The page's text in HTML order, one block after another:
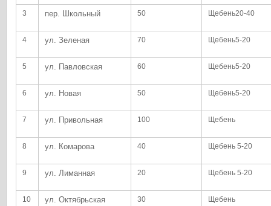
3 пер. Школьный 50 Щебень20-40
4 ул. Зеленая 70 Щебень5-20
5 ул. Павловская 60 Щебень5-20
6 ул. Новая 50 Щебень5-20
7 ул. Привольная 100 Щебень
8 ул. Комарова 40 Щебень 5-20
9 ул. Лиманная 20 Щебень 5-20
10
ул. Октябрьская
30 Щебень